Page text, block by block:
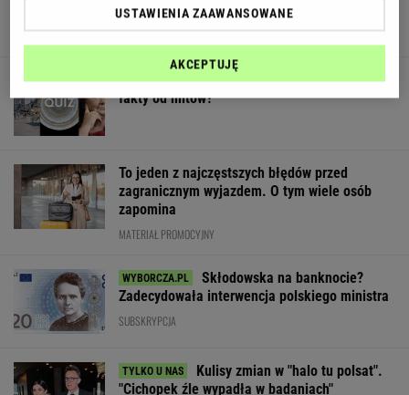
Kierowca przerwał milczenie
Quiz wiedzy ogólnej prawda/fałsz. Odróżnisz
fakty od mitów?
To jeden z najczęstszych błędów przed
zagranicznym wyjazdem. O tym wiele osób
zapomina
MATERIAŁ PROMOCYJNY
Skłodowska na banknocie?
Zadecydowała interwencja polskiego ministra
SUBSKRYPCJA
Kulisy zmian w "halo tu polsat".
"Cichopek źle wypadła w badaniach"
USTAWIENIA ZAAWANSOWANE
AKCEPTUJĘ